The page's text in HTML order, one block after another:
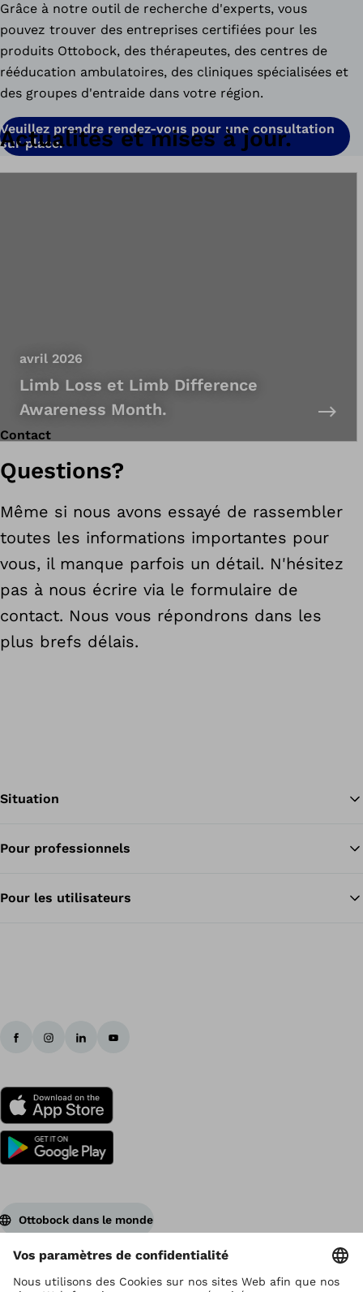
Grâce à notre outil de recherche d'experts, vous
pouvez trouver des entreprises certifiées pour les
produits Ottobock, des thérapeutes, des centres de
rééducation ambulatoires, des cliniques spécialisées et
des groupes d'entraide dans votre région.
Veuillez prendre rendez-vous pour une consultation
sur place.
Actualités et mises à jour.
avril 2026
Limb Loss et Limb Difference
Awareness Month.
Contact
Questions?
Même si nous avons essayé de rassembler
toutes les informations importantes pour
vous, il manque parfois un détail. N'hésitez
pas à nous écrire via le formulaire de
contact. Nous vous répondrons dans les
plus brefs délais.
Situation
Pour professionnels
Pour les utilisateurs
Ottobock dans le monde